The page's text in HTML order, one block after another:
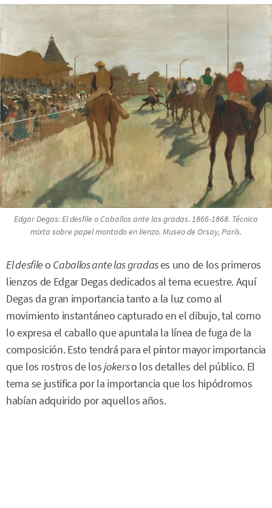
Edgar Degas:El desfileoCaballos ante las gradas. 1866-1868. Técnica
mixta sobre papel montado en lienzo. Museo de Orsay, París.
El desfileo Caballos ante las gradases uno de los primeros
lienzos de Edgar Degas dedicados al tema ecuestre. Aquí
Degas da gran importancia tanto a la luz como al
movimiento instantáneo capturado en el dibujo, tal como
lo expresa el caballo que apuntala la línea de fuga de la
composición. Esto tendrá para el pintor mayor importancia
que los rostros de losjokerso los detalles del público. El
tema se justifica por la importancia que los hipódromos
habían adquirido por aquellos años.